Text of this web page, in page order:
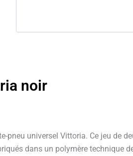
noir
universel Vittoria. Ce jeu de
dans un polymère technique